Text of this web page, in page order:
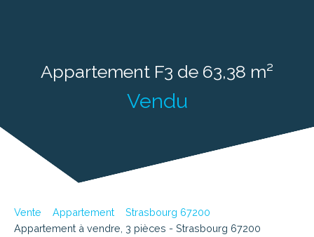
Appartement F3 de 63,38 m²
Vendu
Vente Appartement
Strasbourg 67200
Appartement à vendre, 3 pièces - Strasbourg 67200